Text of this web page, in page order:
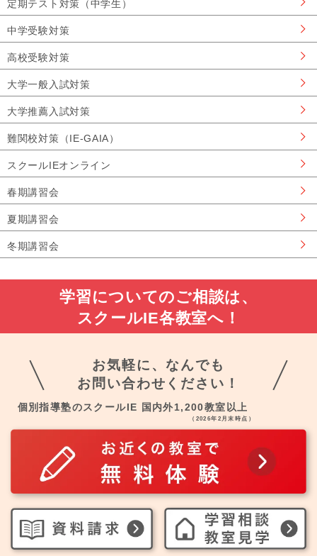
定期テスト対策（中学生）
中学受験対策
高校受験対策
大学一般入試対策
大学推薦入試対策
難関校対策（IE-GAIA）
スクールIEオンライン
春期講習会
夏期講習会
冬期講習会
学習についてのご相談は、
スクールIE各教室へ！
お気軽に、なんでも
お問い合わせください！
個別指導塾のスクールIE 国内外1,200教室以上
（2026年2月末時点）